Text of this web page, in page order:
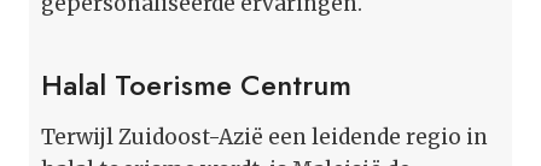
Halal Toerisme Centrum
Terwijl Zuidoost-Azië een leidende regio in